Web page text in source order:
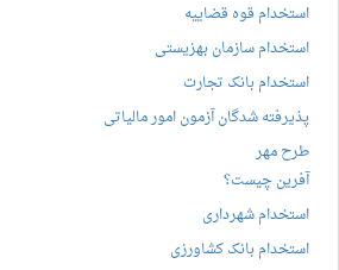
استخدام قوه قضاییه
استخدام سازمان بهزیستی
استخدام بانک تجارت
پذیرفته شدگان آزمون امور مالیاتی
طرح مهر
آفرین چیست؟
استخدام شهرداری
استخدام بانک کشاورزی